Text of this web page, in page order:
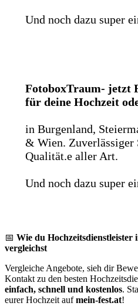
Und noch dazu super
FotoboxTraum- jetzt
für deine Hochzeit
in Burgenland,
& Wien. Zuverlässiger
Qualität.e aller Art.
Und noch dazu super
📅 Wie du Hochzeitsdienstleister
vergleichst
Vergleiche Angebote, sieh dir
Kontakt zu den besten
einfach, schnell und kostenlos.
eurer Hochzeit aufmein-fest.at!